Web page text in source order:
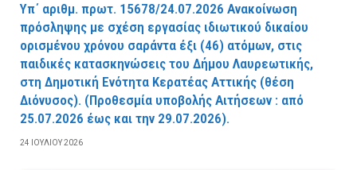
Υπ΄ αριθμ. πρωτ. 15678/24.07.2026 Ανακοίνωση
πρόσληψης με σχέση εργασίας ιδιωτικού δικαίου
ορισμένου χρόνου σαράντα έξι (46) ατόμων, στις
παιδικές κατασκηνώσεις του Δήμου Λαυρεωτικής,
στη Δημοτική Ενότητα Κερατέας Αττικής (θέση
Διόνυσος). (Προθεσμία υποβολής Αιτήσεων : από
25.07.2026 έως και την 29.07.2026).
24 ΙΟΥΛΊΟΥ 2026